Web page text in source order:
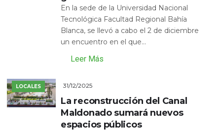
En la sede de la Universidad Nacional
Tecnológica Facultad Regional Bahía
Blanca, se llevó a cabo el 2 de diciembre
un encuentro en el que...
Leer Más
LOCALES 31/12/2025
La reconstrucción del Canal
Maldonado sumará nuevos
espacios públicos